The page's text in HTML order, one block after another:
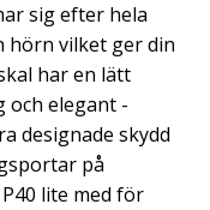
sig efter hela
hörn vilket ger din
har en lätt
och elegant -
designade skydd
på
lite med för